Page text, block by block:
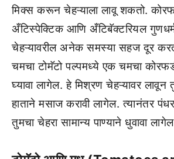
मिक्स करून चेहऱ्याला लावू शकतो.
अँटिस्पेक्टिक आणि अँटिबॅक्टरियल
चेहऱ्यावरील अनेक समस्या सहज दूर
चमचा टोमॅटो पल्पमध्ये एक चमचा
घ्यावा लागेल. हे मिश्रण चेहऱ्यावर लावून
हाताने मसाज करावी लागेल. त्यानंतर
तुमचा चेहरा सामान्य पाण्याने धुवावा